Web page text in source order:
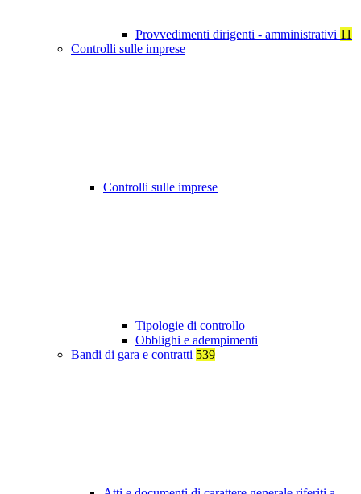
Provvedimenti dirigenti - amministrativi 11
Controlli sulle imprese
Controlli sulle imprese
Tipologie di controllo
Obblighi e adempimenti
Bandi di gara e contratti 539